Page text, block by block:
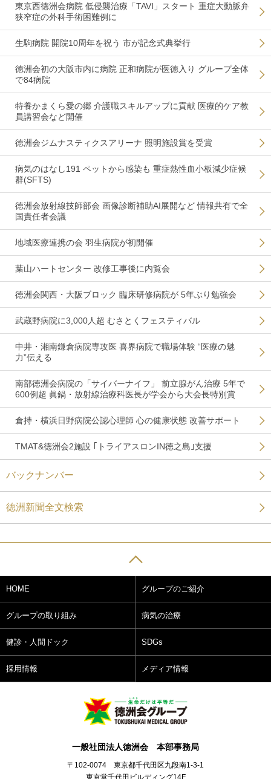
東京西徳洲会病院 低侵襲治療「TAVI」スタート 重症大動脈弁
狭窄症の外科手術困難例に
生駒病院 開院10周年を祝う 市が記念式典挙行
徳洲会初の大阪市内に病院 正和病院が医徳入り グループ全体
で84病院
特養かまくら愛の郷 介護職スキルアップに貢献 医療的ケア教
員講習会など開催
徳洲会ジムナスティクスアリーナ 照明施設賞を受賞
病気のはなし191 ペットから感染も 重症熱性血小板減少症候
群(SFTS)
徳洲会放射線技師部会 画像診断補助AI展開など 情報共有で全
国責任者会議
地域医療連携の会 羽生病院が初開催
葉山ハートセンター 改修工事後に内覧会
徳洲会関西・大阪ブロック 臨床研修病院が 5年ぶり勉強会
武蔵野病院に3,000人超 むさとくフェスティバル
中井・湘南鎌倉病院専攻医 喜界病院で職場体験 “医療の魅
力”伝える
南部徳洲会病院の「サイバーナイフ」 前立腺がん治療 5年で
600例超 眞鍋・放射線治療科医長が学会から大会長特別賞
倉持・横浜日野病院公認心理師 心の健康状態 改善サポート
TMAT&徳洲会2施設 ｢トライアスロンIN徳之島｣支援
バックナンバー
徳洲新聞全文検索
HOME グループのご紹介
グループの取り組み 病気の治療
健診・人間ドック SDGs
採用情報 メディア情報
一般社団法人徳洲会 本部事務局
〒102-0074 東京都千代田区九段南1-3-1
東京堂千代田ビルディング14F